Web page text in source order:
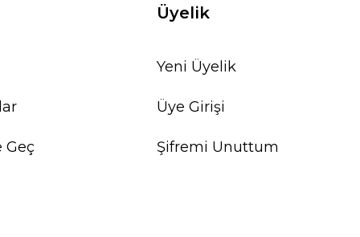
Geç
Üyelik
Yeni Üyelik
Üye Girişi
Şifremi Unuttum